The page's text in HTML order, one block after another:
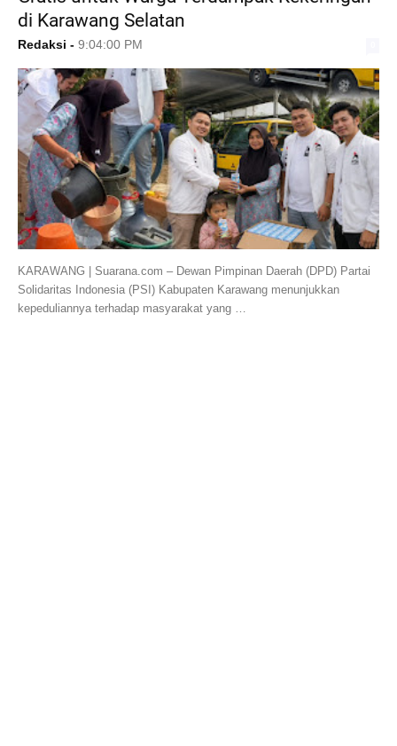
di Karawang Selatan
Redaksi - 9:04:00 PM
KARAWANG | Suarana.com – Dewan Pimpinan Daerah (DPD) Partai
Solidaritas Indonesia (PSI) Kabupaten Karawang menunjukkan
kepeduliannya terhadap masyarakat yang …